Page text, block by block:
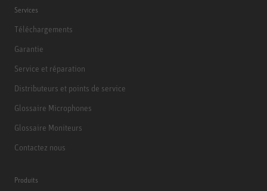
Services
Téléchargements
Garantie
Service et réparation
Distributeurs et points de service
Glossaire Microphones
Glossaire Moniteurs
Contactez nous
Produits